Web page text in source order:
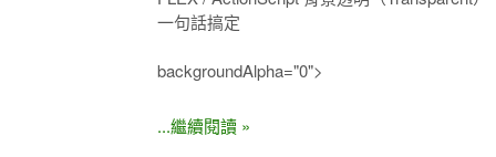
一句話搞定
backgroundAlpha="0">
...繼續閱讀 »